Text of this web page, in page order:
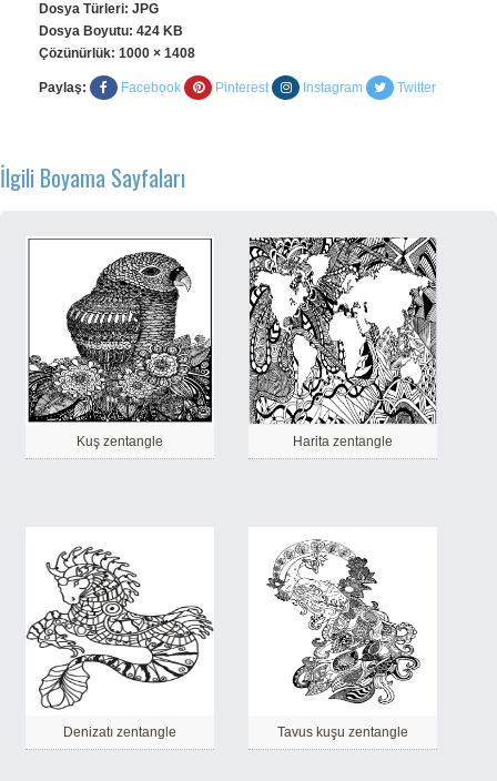
Dosya Türleri: JPG
Dosya Boyutu: 424 KB
Çözünürlük: 1000 × 1408
Paylaş: Facebook Pinterest Instagram Twitter
İlgili Boyama Sayfaları
Kuş zentangle Harita zentangle
Denizatı zentangle Tavus kuşu zentangle